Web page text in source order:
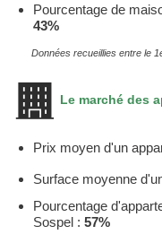
Pourcentage de
43%
Données recueillies entre le
Le marché des
Prix moyen d'un
Surface moyenne
Pourcentage
Sospel : 57%